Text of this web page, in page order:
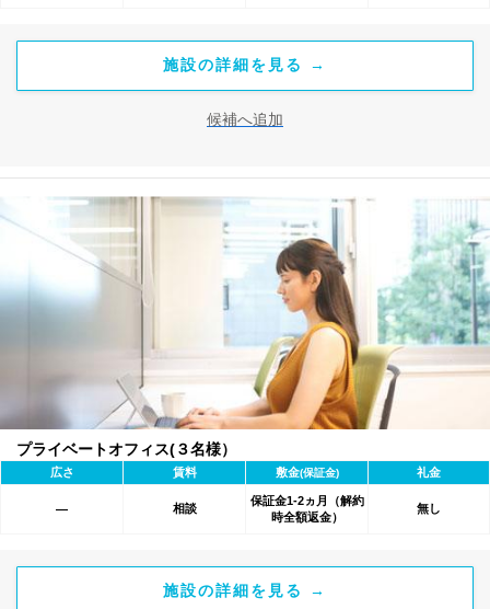
施設の詳細を見る →
候補へ追加
プライベートオフィス(３名様）
広さ 賃料 敷金(保証金) 礼金
― 相談
保証金1-2ヵ月（解約
時全額返金）
無し
施設の詳細を見る →